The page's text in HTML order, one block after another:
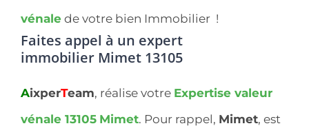
vénale de votre bien Immobilier !
Faites appel à un expert
immobilier Mimet 13105
AixperTeam, réalise votre Expertise valeur
vénale 13105 Mimet. Pour rappel, Mimet, est